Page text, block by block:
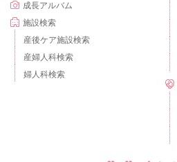
成長アルバム
施設検索
産後ケア施設検索
産婦人科検索
婦人科検索